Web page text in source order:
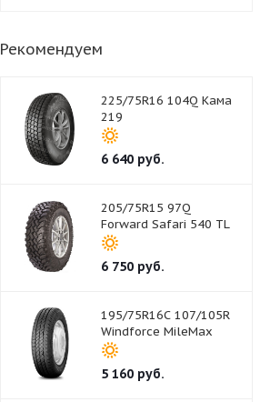
Рекомендуем
225/75R16 104Q Кама
219
6 640руб.
205/75R15 97Q
Forward Safari 540 TL
6 750руб.
195/75R16C 107/105R
Windforce MileMax
5 160руб.